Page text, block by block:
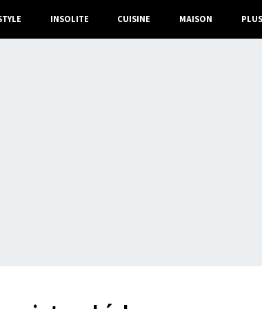
INSOLITE CUISINE MAISON PLUS